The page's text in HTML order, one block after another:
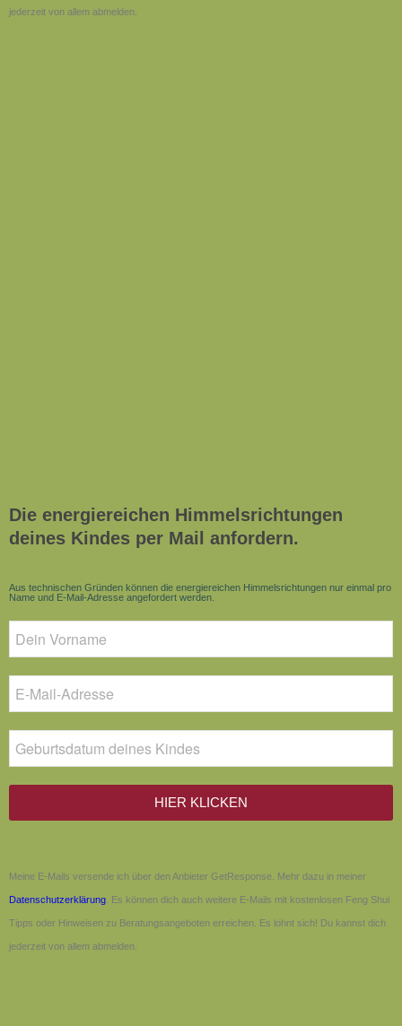
jederzeit von allem abmelden.
Die energiereichen Himmelsrichtungen
deines Kindes per Mail anfordern.
Aus technischen Gründen können die energiereichen Himmelsrichtungen nur einmal pro
Name und E-Mail-Adresse angefordert werden.
HIER KLICKEN
Meine E-Mails versende ich über den Anbieter GetResponse. Mehr dazu in meiner
Datenschutzerklärung . Es können dich auch weitere E-Mails mit kostenlosen Feng Shui
Tipps oder Hinweisen zu Beratungsangeboten erreichen. Es lohnt sich! Du kannst dich
jederzeit von allem abmelden.